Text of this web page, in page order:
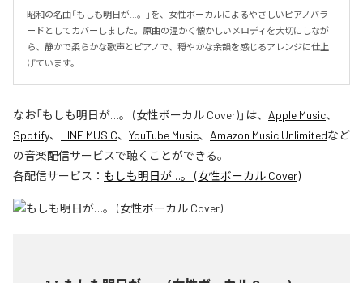
昭和の名曲「もしも明日が…。」を、女性ボーカルによるやさしいピアノバラ
ードとしてカバーしました。原曲の温かく懐かしいメロディを大切にしなが
ら、静かで柔らかな歌声とピアノで、穏やかな余韻を感じるアレンジに仕上
げています。
なお「もしも明日が…。 (女性ボーカル Cover)」は、 Apple Music、
Spotify、 LINE MUSIC、 YouTube Music、 Amazon Music Unlimitedなど
の音楽配信サービスで聴くことができる。
各配信サービス： もしも明日が…。 (女性ボーカル Cover)